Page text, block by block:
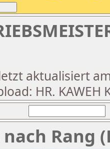
aktualisiert
HR. KAWEH
Rang